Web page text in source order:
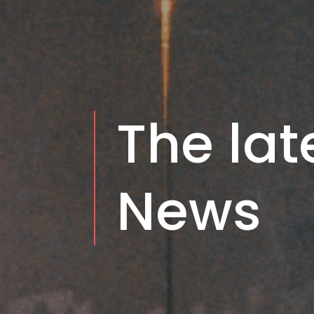
The
News